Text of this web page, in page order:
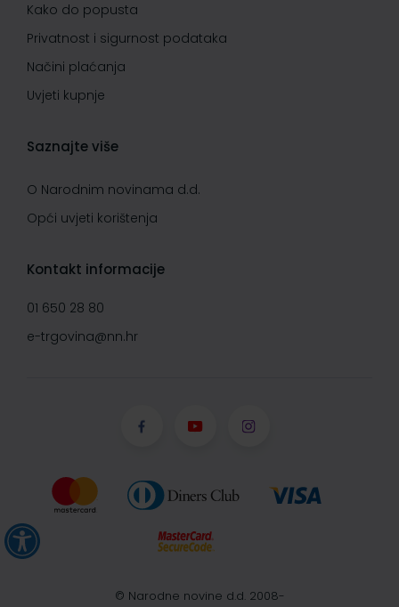
Kako do popusta
Privatnost i sigurnost podataka
Načini plaćanja
Uvjeti kupnje
Saznajte više
O Narodnim novinama d.d.
Opći uvjeti korištenja
Kontakt informacije
01 650 28 80
e-trgovina@nn.hr
© Narodne novine d.d. 2008-